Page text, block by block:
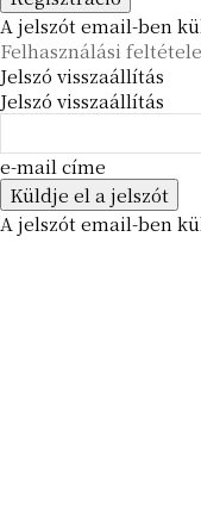
A jelszót email-ben
Felhasználási
Jelszó visszaállítás
Jelszó visszaállítás
e-mail címe
A jelszót email-ben